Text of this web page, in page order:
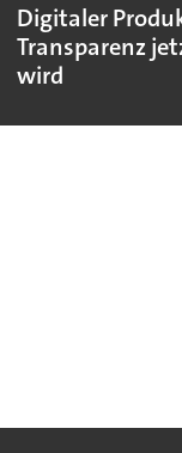
Digitaler
Transparenz
wird